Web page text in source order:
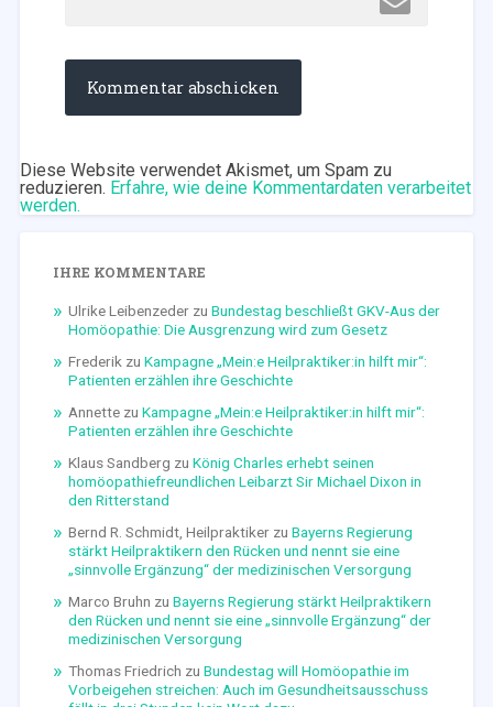
Diese Website verwendet Akismet, um Spam zu
reduzieren. Erfahre, wie deine Kommentardaten verarbeitet
werden.
IHRE KOMMENTARE
Ulrike Leibenzederzu Bundestag beschließt GKV-Aus der
Homöopathie: Die Ausgrenzung wird zum Gesetz
Frederik zu Kampagne „Mein:e Heilpraktiker:in hilft mir“:
Patienten erzählen ihre Geschichte
Annettezu Kampagne „Mein:e Heilpraktiker:in hilft mir“:
Patienten erzählen ihre Geschichte
Klaus Sandberg zu König Charles erhebt seinen
homöopathiefreundlichen Leibarzt Sir Michael Dixon in
den Ritterstand
Bernd R. Schmidt, Heilpraktikerzu Bayerns Regierung
stärkt Heilpraktikern den Rücken und nennt sie eine
„sinnvolle Ergänzung“ der medizinischen Versorgung
Marco Bruhn zu Bayerns Regierung stärkt Heilpraktikern
den Rücken und nennt sie eine „sinnvolle Ergänzung“ der
medizinischen Versorgung
Thomas Friedrich zu Bundestag will Homöopathie im
Vorbeigehen streichen: Auch im Gesundheitsausschuss